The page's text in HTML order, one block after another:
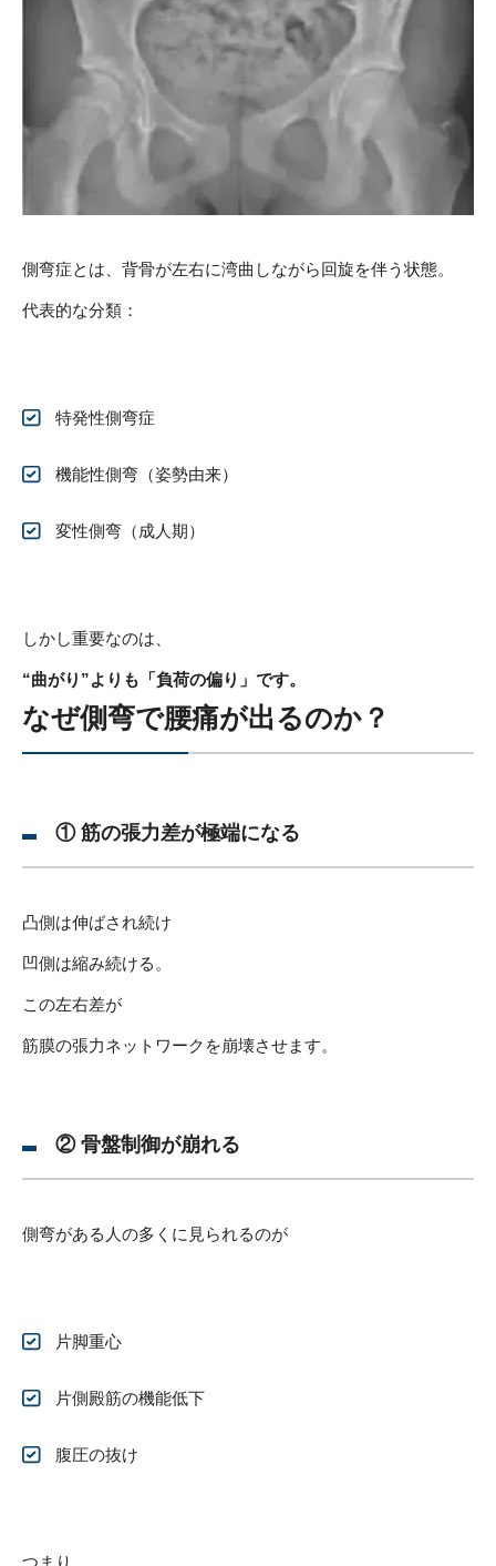
側弯症とは、背骨が左右に湾曲しながら回旋を伴う状態。
代表的な分類：
特発性側弯症
機能性側弯（姿勢由来）
変性側弯（成人期）
しかし重要なのは、
“曲がり”よりも「負荷の偏り」です。
なぜ側弯で腰痛が出るのか？
① 筋の張力差が極端になる
凸側は伸ばされ続け
凹側は縮み続ける。
この左右差が
筋膜の張力ネットワークを崩壊させます。
② 骨盤制御が崩れる
側弯がある人の多くに見られるのが
片脚重心
片側殿筋の機能低下
腹圧の抜け
つまり